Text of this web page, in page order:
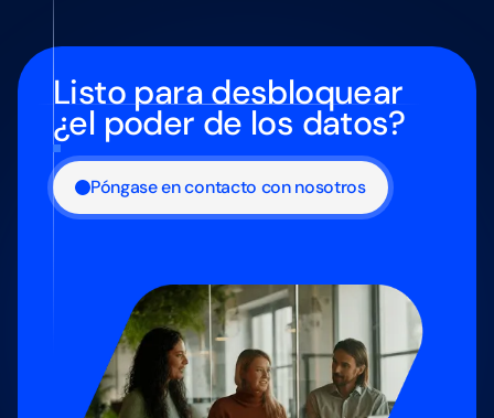
Listo para desbloquear
¿el poder de los datos?
Póngase en contacto con nosotros